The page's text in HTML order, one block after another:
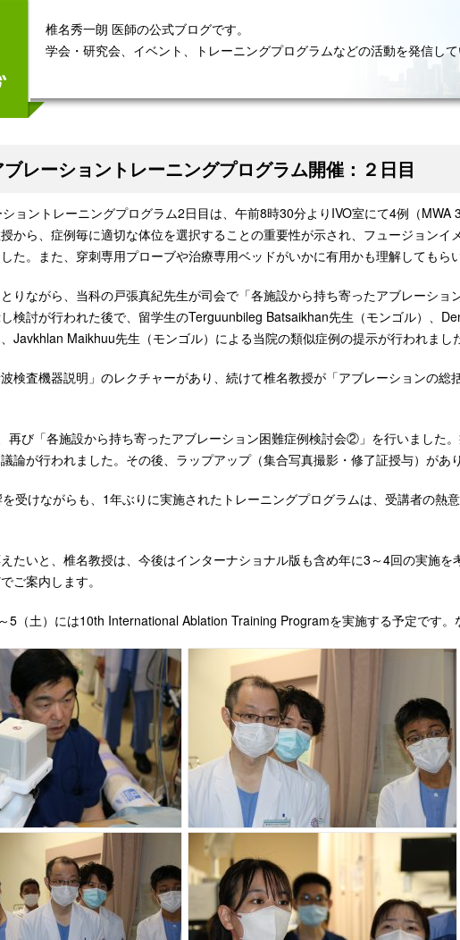
椎名秀一朗 医師の公式ブログです。
学会・研究会、イベント、トレーニングプログラムなどの活動を発信し
レーショントレーニングプログラム開催：２日目
ョントレーニングプログラム2日目は、午前8時30分よりIVO室にて4例（
から、症例毎に適切な体位を選択することの重要性が示され、フュージョン
た。また、穿刺専用プローブや治療専用ベッドがいかに有用かも理解してもら
りながら、当科の戸張真紀先生が司会で「各施設から持ち寄ったアブレーシ
検討が行われた後で、留学生のTerguunbileg Batsaikhan先生（モンゴル）、
、Javkhlan Maikhuu先生（モンゴル）による当院の類似症例の提示が行われまし
検査機器説明」のレクチャーがあり、続けて椎名教授が「アブレーションの
再び「各施設から持ち寄ったアブレーション困難症例検討会②」を行いまし
論が行われました。その後、ラップアップ（集合写真撮影・修了証授与）があ
受けながらも、1年ぶりに実施されたトレーニングプログラムは、受講者の熱
たいと、椎名教授は、今後はインターナショナル版も含め年に3～4回の実施
ご案内します。
5（土）には10th International Ablation Training Programを実施する予定です。